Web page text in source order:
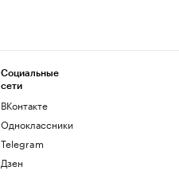
Социальные
сети
ВКонтакте
Одноклассники
Telegram
Дзен